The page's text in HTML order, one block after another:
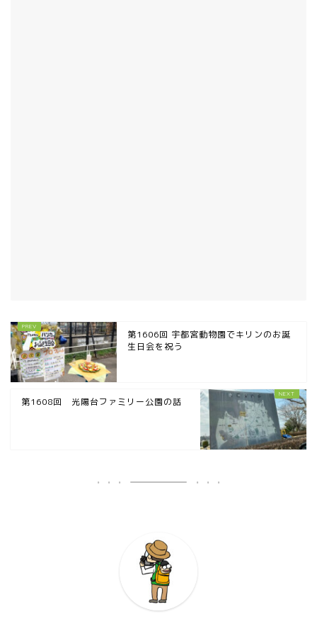
第1606回 宇都宮動物園でキリンのお誕
生日会を祝う
第1608回 光陽台ファミリー公園の話